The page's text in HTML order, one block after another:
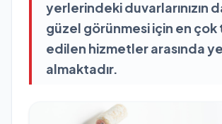
yerlerindeki duvarlarınızın
güzel görünmesi için en çok
edilen hizmetler arasında
almaktadır.